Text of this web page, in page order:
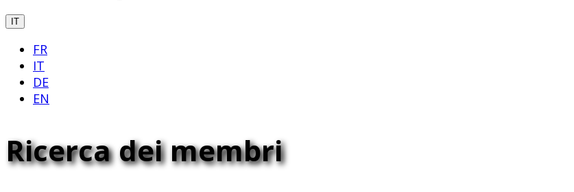
IT
FR
IT
DE
EN
Ricerca dei membri